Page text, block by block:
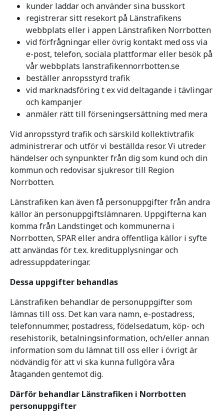
kunder laddar och använder sina busskort
registrerar sitt resekort på Länstrafikens
webbplats eller i appen Länstrafiken Norrbotten
vid förfrågningar eller övrig kontakt med oss via
e-post, telefon, sociala plattformar eller besök på
vår webbplats lanstrafikennorrbotten.se
beställer anropsstyrd trafik
vid marknadsföring t ex vid deltagande i tävlingar
och kampanjer
anmäler rätt till förseningsersättning med mera
Vid anropsstyrd trafik och särskild kollektivtrafik
administrerar och utför vi beställda resor. Vi utreder
händelser och synpunkter från dig som kund och din
kommun och redovisar sjukresor till Region
Norrbotten.
Länstrafiken kan även få personuppgifter från andra
källor än personuppgiftslämnaren. Uppgifterna kan
komma från Landstinget och kommunerna i
Norrbotten, SPAR eller andra offentliga källor i syfte
att användas för t.ex. kreditupplysningar och
adressuppdateringar.
Dessa uppgifter behandlas
Länstrafiken behandlar de personuppgifter som
lämnas till oss. Det kan vara namn, e-postadress,
telefonnummer, postadress, födelsedatum, köp- och
resehistorik, betalningsinformation, och/eller annan
information som du lämnat till oss eller i övrigt är
nödvändig för att vi ska kunna fullgöra våra
åtaganden gentemot dig.
Därför behandlar Länstrafiken i Norrbotten
personuppgifter